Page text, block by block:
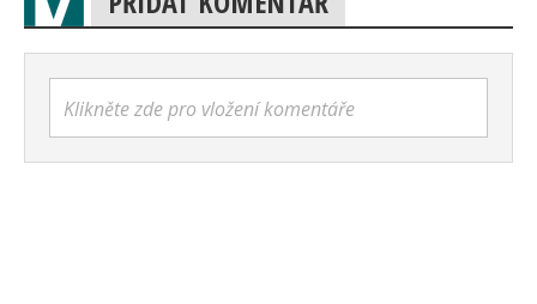
Klikněte zde pro vložení komentáře